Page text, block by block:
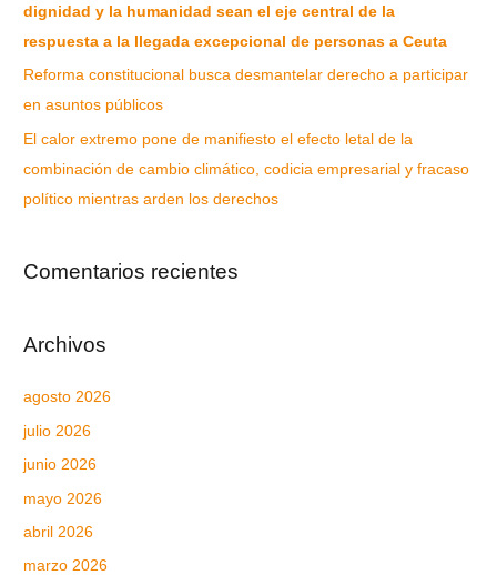
dignidad y la humanidad sean el eje central de la
respuesta a la llegada excepcional de personas a Ceuta
Reforma constitucional busca desmantelar derecho a participar
en asuntos públicos
El calor extremo pone de manifiesto el efecto letal de la
combinación de cambio climático, codicia empresarial y fracaso
político mientras arden los derechos
Comentarios recientes
Archivos
agosto 2026
julio 2026
junio 2026
mayo 2026
abril 2026
marzo 2026